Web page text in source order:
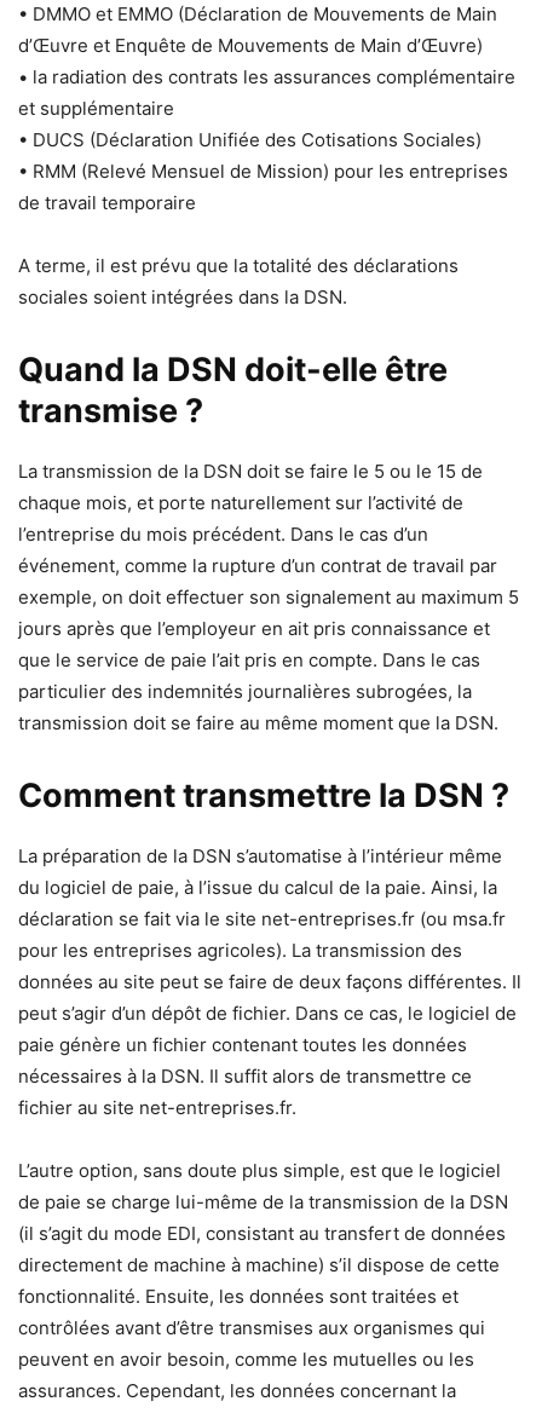
• DMMO et EMMO (Déclaration de Mouvements de Main
d’Œuvre et Enquête de Mouvements de Main d’Œuvre)
• la radiation des contrats les assurances complémentaire
et supplémentaire
• DUCS (Déclaration Unifiée des Cotisations Sociales)
• RMM (Relevé Mensuel de Mission) pour les entreprises
de travail temporaire
A terme, il est prévu que la totalité des déclarations
sociales soient intégrées dans la DSN.
Quand la DSN doit-elle être
transmise ?
La transmission de la DSN doit se faire le 5 ou le 15 de
chaque mois, et porte naturellement sur l’activité de
l’entreprise du mois précédent. Dans le cas d’un
événement, comme la rupture d’un contrat de travail par
exemple, on doit effectuer son signalement au maximum 5
jours après que l’employeur en ait pris connaissance et
que le service de paie l’ait pris en compte. Dans le cas
particulier des indemnités journalières subrogées, la
transmission doit se faire au même moment que la DSN.
Comment transmettre la DSN ?
La préparation de la DSN s’automatise à l’intérieur même
du logiciel de paie, à l’issue du calcul de la paie. Ainsi, la
déclaration se fait via le site net-entreprises.fr (ou msa.fr
pour les entreprises agricoles). La transmission des
données au site peut se faire de deux façons différentes. Il
peut s’agir d’un dépôt de fichier. Dans ce cas, le logiciel de
paie génère un fichier contenant toutes les données
nécessaires à la DSN. Il suffit alors de transmettre ce
fichier au site net-entreprises.fr.
L’autre option, sans doute plus simple, est que le logiciel
de paie se charge lui-même de la transmission de la DSN
(il s’agit du mode EDI, consistant au transfert de données
directement de machine à machine) s’il dispose de cette
fonctionnalité. Ensuite, les données sont traitées et
contrôlées avant d’être transmises aux organismes qui
peuvent en avoir besoin, comme les mutuelles ou les
assurances. Cependant, les données concernant la